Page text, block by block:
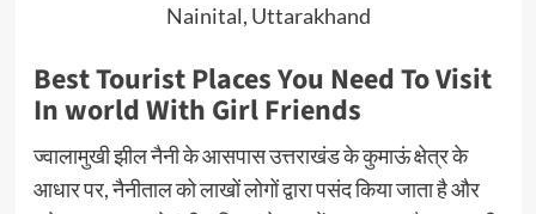
Nainital, Uttarakhand
Best Tourist Places You Need To Visit
In world With Girl Friends
ज्वालामुखी झील नैनी के आसपास उत्तराखंड के कुमाऊं क्षेत्र के
आधार पर, नैनीताल को लाखों लोगों द्वारा पसंद किया जाता है और